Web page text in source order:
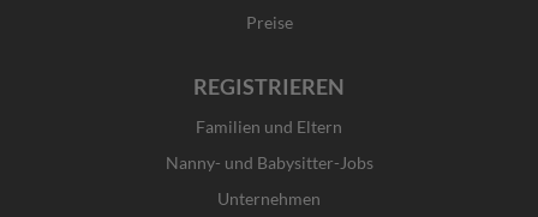
Preise
REGISTRIEREN
Familien und Eltern
Nanny- und Babysitter-Jobs
Unternehmen